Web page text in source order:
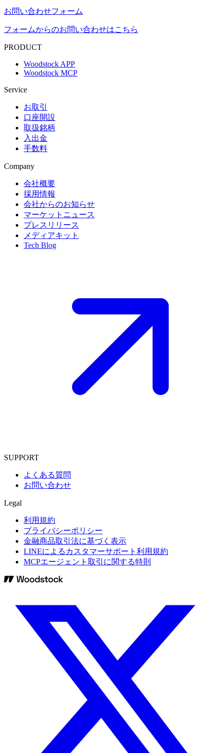
お問い合わせフォーム
フォームからのお問い合わせはこちら
PRODUCT
Woodstock APP
Woodstock MCP
Service
お取引
口座開設
取扱銘柄
入出金
手数料
Company
会社概要
採用情報
会社からのお知らせ
マーケットニュース
プレスリリース
メディアキット
Tech Blog
SUPPORT
よくある質問
お問い合わせ
Legal
利用規約
プライバシーポリシー
金融商品取引法に基づく表示
LINEによるカスタマーサポート利用規約
MCPエージェント取引に関する特則